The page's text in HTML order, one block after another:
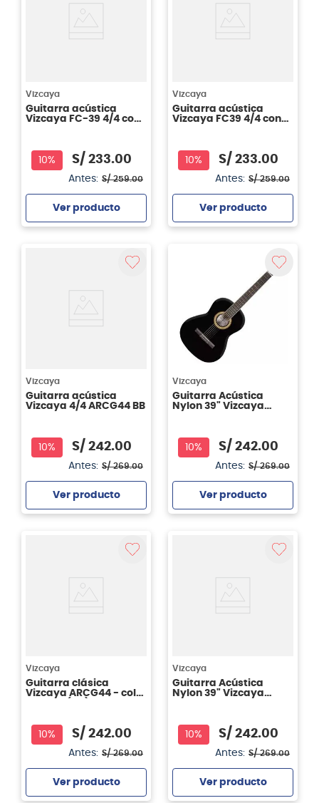
Vizcaya
Guitarra acústica
Vizcaya FC-39 4/4 con
10% S/ 233.00
Antes: S/ 259.00
Ver producto
Vizcaya
Guitarra acústica
Vizcaya FC39 4/4 con
10% S/ 233.00
Antes: S/ 259.00
Ver producto
Vizcaya
Guitarra acústica
Vizcaya 4/4 ARCG44 BB
10% S/ 242.00
Antes: S/ 269.00
Ver producto
Vizcaya
Guitarra Acústica
Nylon 39" Vizcaya
10% S/ 242.00
Antes: S/ 269.00
Ver producto
Vizcaya
Guitarra clásica
Vizcaya ARCG44 - color
10% S/ 242.00
Antes: S/ 269.00
Ver producto
Vizcaya
Guitarra Acústica
Nylon 39" Vizcaya
10% S/ 242.00
Antes: S/ 269.00
Ver producto